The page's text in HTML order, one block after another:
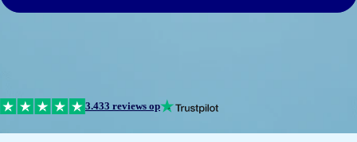
3.433 reviews op